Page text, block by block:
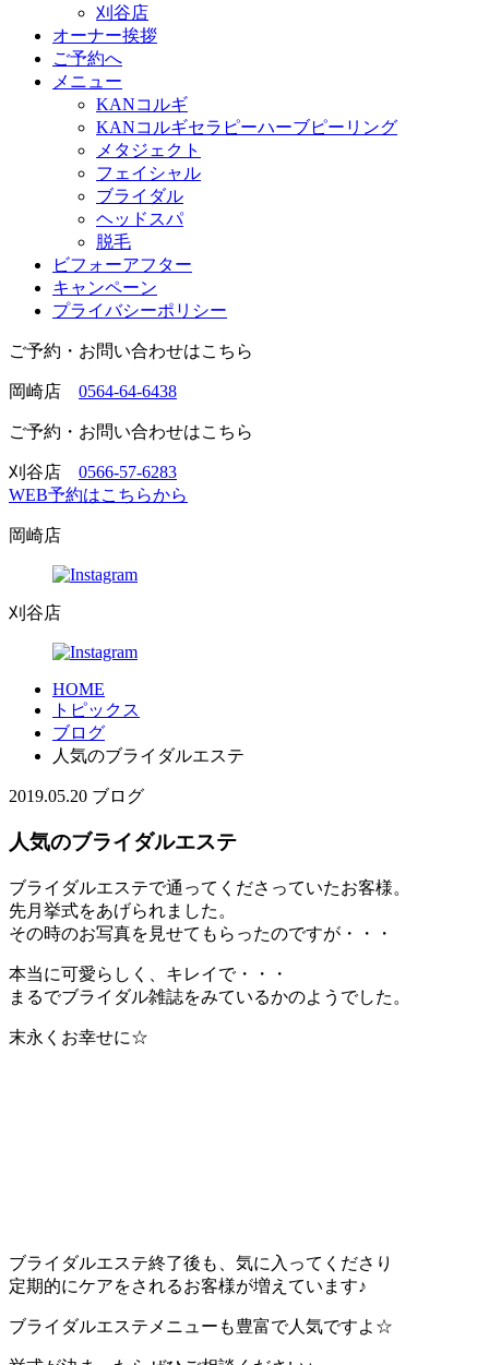
刈谷店
オーナー挨拶
ご予約へ
メニュー
KANコルギ
KANコルギセラピーハーブピーリング
メタジェクト
フェイシャル
ブライダル
ヘッドスパ
脱毛
ビフォーアフター
キャンペーン
プライバシーポリシー
ご予約・お問い合わせはこちら
岡崎店 0564-64-6438
ご予約・お問い合わせはこちら
刈谷店
0566-57-6283
WEB予約はこちらから
岡崎店
刈谷店
HOME
トピックス
ブログ
人気のブライダルエステ
2019.05.20 ブログ
人気のブライダルエステ
ブライダルエステで通ってくださっていたお客様。
先月挙式をあげられました。
その時のお写真を見せてもらったのですが・・・
本当に可愛らしく、キレイで・・・
まるでブライダル雑誌をみているかのようでした。
末永くお幸せに☆
ブライダルエステ終了後も、気に入ってくださり
定期的にケアをされるお客様が増えています♪
ブライダルエステメニューも豊富で人気ですよ☆